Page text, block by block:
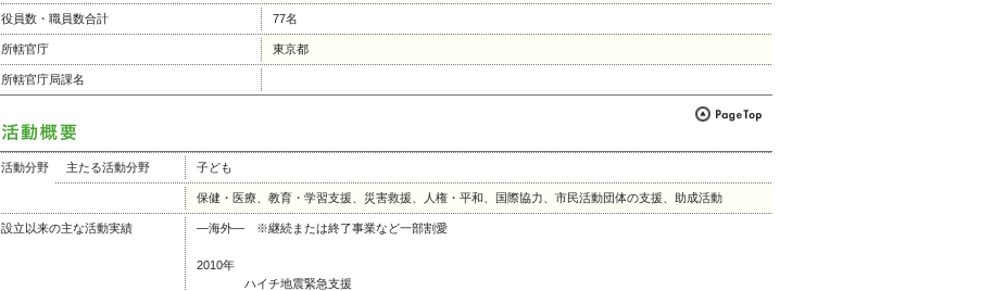
役員数・職員数合計 77名
所轄官庁 東京都
所轄官庁局課名
活動分野 主たる活動分野 子ども
保健・医療、教育・学習支援、災害救援、人権・平和、国際協力、市民活動団体の支援、助成活動
設立以来の主な活動実績 ―海外― ※継続または終了事業など一部割愛
2010年
ハイチ地震緊急支援